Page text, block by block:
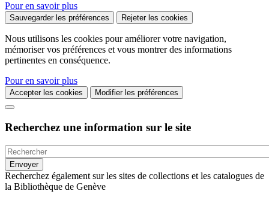
Pour en savoir plus
Sauvegarder les préférences Rejeter les cookies
Nous utilisons les cookies pour améliorer votre navigation,
mémoriser vos préférences et vous montrer des informations
pertinentes en conséquence.
Pour en savoir plus
Accepter les cookies Modifier les préférences
Recherchez une information sur le site
Recherchez également sur les sites de collections et les catalogues de
la Bibliothèque de Genève